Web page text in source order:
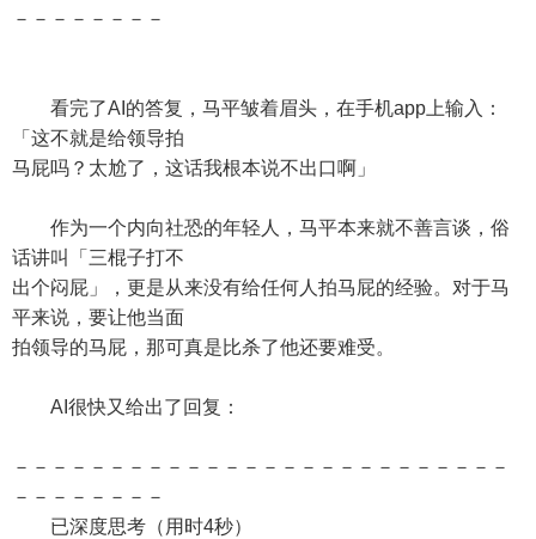
－－－－－－－－
看完了AI的答复，马平皱着眉头，在手机app上输入：
「这不就是给领导拍
马屁吗？太尬了，这话我根本说不出口啊」
作为一个内向社恐的年轻人，马平本来就不善言谈，俗
话讲叫「三棍子打不
出个闷屁」，更是从来没有给任何人拍马屁的经验。对于马
平来说，要让他当面
拍领导的马屁，那可真是比杀了他还要难受。
AI很快又给出了回复：
－－－－－－－－－－－－－－－－－－－－－－－－－－
－－－－－－－－
已深度思考（用时4秒）